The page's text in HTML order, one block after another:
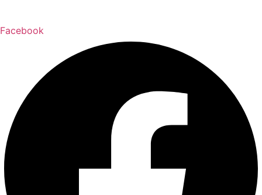
Facebook